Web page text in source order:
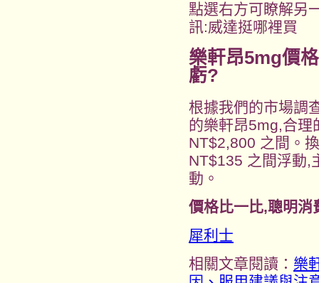
點選右方可瞭解另
訊:威達挺哪裡買
樂軒昂5mg價
虧?
根據我們的市場調
的樂軒昂5mg,合理
NT$2,800 之間。
NT$135 之間浮動,
動。
價格比一比,聰明消
犀利士
相關文章閱讀： 樂